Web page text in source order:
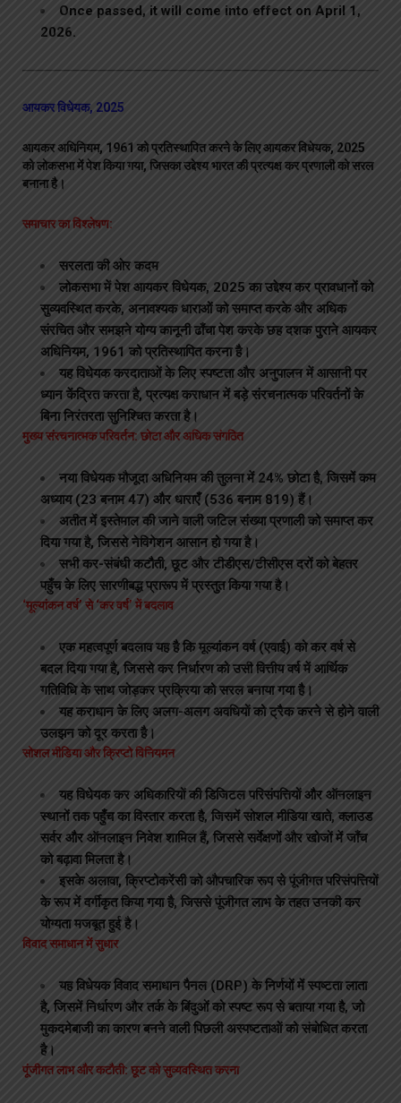
Once passed, it will come into effect on April 1,
2026.
आयकर विधेयक, 2025
आयकर अधिनियम, 1961 को प्रतिस्थापित करने के लिए आयकर विधेयक, 2025
को लोकसभा में पेश किया गया, जिसका उद्देश्य भारत की प्रत्यक्ष कर प्रणाली को सरल
बनाना है।
समाचार का विश्लेषण:
सरलता की ओर कदम
लोकसभा में पेश आयकर विधेयक, 2025 का उद्देश्य कर प्रावधानों को
सुव्यवस्थित करके, अनावश्यक धाराओं को समाप्त करके और अधिक
संरचित और समझने योग्य कानूनी ढाँचा पेश करके छह दशक पुराने आयकर
अधिनियम, 1961 को प्रतिस्थापित करना है।
यह विधेयक करदाताओं के लिए स्पष्टता और अनुपालन में आसानी पर
ध्यान केंद्रित करता है, प्रत्यक्ष कराधान में बड़े संरचनात्मक परिवर्तनों के
बिना निरंतरता सुनिश्चित करता है।
मुख्य संरचनात्मक परिवर्तन: छोटा और अधिक संगठित
नया विधेयक मौजूदा अधिनियम की तुलना में 24% छोटा है, जिसमें कम
अध्याय (23 बनाम 47) और धाराएँ (536 बनाम 819) हैं।
अतीत में इस्तेमाल की जाने वाली जटिल संख्या प्रणाली को समाप्त कर
दिया गया है, जिससे नेविगेशन आसान हो गया है।
सभी कर-संबंधी कटौती, छूट और टीडीएस/टीसीएस दरों को बेहतर
पहुँच के लिए सारणीबद्ध प्रारूप में प्रस्तुत किया गया है।
‘मूल्यांकन वर्ष’ से ‘कर वर्ष’ में बदलाव
एक महत्वपूर्ण बदलाव यह है कि मूल्यांकन वर्ष (एवाई) को कर वर्ष से
बदल दिया गया है, जिससे कर निर्धारण को उसी वित्तीय वर्ष में आर्थिक
गतिविधि के साथ जोड़कर प्रक्रिया को सरल बनाया गया है।
यह कराधान के लिए अलग-अलग अवधियों को ट्रैक करने से होने वाली
उलझन को दूर करता है।
सोशल मीडिया और क्रिप्टो विनियमन
यह विधेयक कर अधिकारियों की डिजिटल परिसंपत्तियों और ऑनलाइन
स्थानों तक पहुँच का विस्तार करता है, जिसमें सोशल मीडिया खाते, क्लाउड
सर्वर और ऑनलाइन निवेश शामिल हैं, जिससे सर्वेक्षणों और खोजों में जाँच
को बढ़ावा मिलता है।
इसके अलावा, क्रिप्टोकरेंसी को औपचारिक रूप से पूंजीगत परिसंपत्तियों
के रूप में वर्गीकृत किया गया है, जिससे पूंजीगत लाभ के तहत उनकी कर
योग्यता मजबूत हुई है।
विवाद समाधान में सुधार
यह विधेयक विवाद समाधान पैनल (DRP) के निर्णयों में स्पष्टता लाता
है, जिसमें निर्धारण और तर्क के बिंदुओं को स्पष्ट रूप से बताया गया है, जो
मुकदमेबाजी का कारण बनने वाली पिछली अस्पष्टताओं को संबोधित करता
है।
पूंजीगत लाभ और कटौती: छूट को सुव्यवस्थित करना